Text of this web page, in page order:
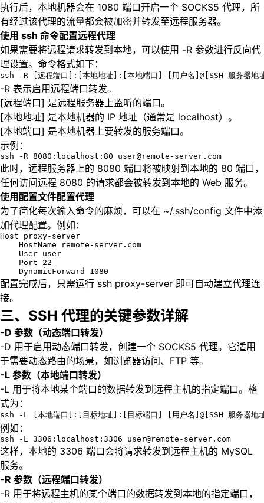
执行后，本地机器会在 1080 端口开启一个 SOCKS5 代理，所
有经过该代理的流量都会被加密并转发至远程服务器。
使用 ssh 命令配置远程代理
如果需要将远程请求转发到本地，可以使用 -R 参数进行反向代
理设置。命令格式如下：
ssh -R [远程端口]:[本地地址]:[本地端口] [用户名]@[SSH 服务器地
-R 表示启用远程端口转发。
[远程端口] 是远程服务器上监听的端口。
[本地地址] 是本地机器的 IP 地址（通常是 localhost）。
[本地端口] 是本地机器上要转发的服务端口。
示例：
ssh -R 8080:localhost:80 user@remote-server.com
此时，远程服务器上的 8080 端口将被映射到本地的 80 端口，
任何访问远程 8080 的请求都会被转发到本地的 Web 服务。
使用配置文件配置代理
为了简化每次输入命令的麻烦，可以在 ~/.ssh/config 文件中添
加代理配置。例如：
Host proxy-server
HostName remote-server.com
User user
Port 22
DynamicForward 1080
配置完成后，只需运行 ssh proxy-server 即可自动建立代理连
接。
三、SSH 代理的关键参数详解
-D 参数（动态端口转发）
-D 用于启用动态端口转发，创建一个 SOCKS5 代理。它适用
于需要动态路由的场景，如浏览器访问、FTP 等。
-L 参数（本地端口转发）
-L 用于将本地某个端口的数据转发到远程主机的指定端口。格
式为：
ssh -L [本地端口]:[目标地址]:[目标端口] [用户名]@[SSH 服务器地
例如：
ssh -L 3306:localhost:3306 user@remote-server.com
这样，本地的 3306 端口会将请求转发到远程主机的 MySQL
服务。
-R 参数（远程端口转发）
-R 用于将远程主机的某个端口的数据转发到本地的指定端口，